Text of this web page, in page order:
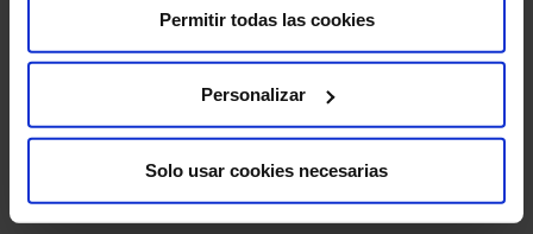
Permitir todas las cookies
Personalizar
Solo usar cookies necesarias